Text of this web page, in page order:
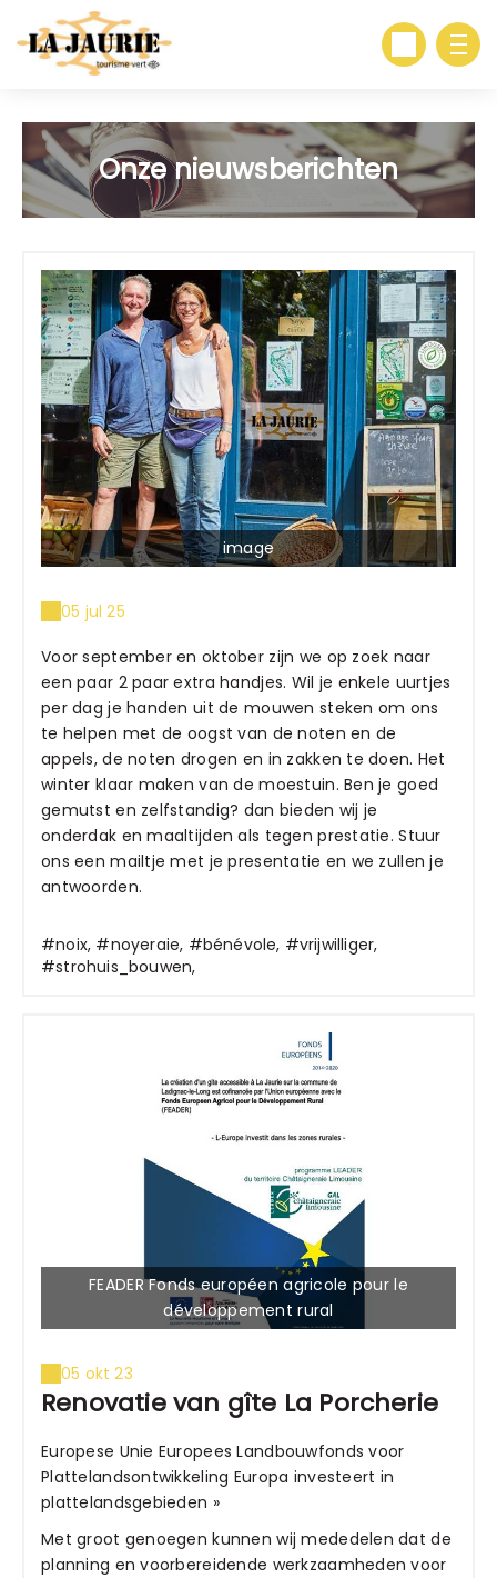
Onze nieuwsberichten
image
05 jul 25
Voor september en oktober zijn we op zoek naar
een paar 2 paar extra handjes. Wil je enkele uurtjes
per dag je handen uit de mouwen steken om ons
te helpen met de oogst van de noten en de
appels, de noten drogen en in zakken te doen. Het
winter klaar maken van de moestuin. Ben je goed
gemutst en zelfstandig? dan bieden wij je
onderdak en maaltijden als tegen prestatie. Stuur
ons een mailtje met je presentatie en we zullen je
antwoorden.
#noix, #noyeraie, #bénévole, #vrijwilliger,
#strohuis_bouwen,
FEADER Fonds européen agricole pour le
développement rural
05 okt 23
Renovatie van gîte La Porcherie
Europese Unie Europees Landbouwfonds voor
Plattelandsontwikkeling Europa investeert in
plattelandsgebieden »
Met groot genoegen kunnen wij mededelen dat de
planning en voorbereidende werkzaamheden voor